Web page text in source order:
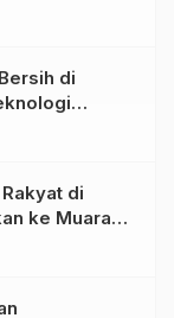
Depan
di
Al-
di
ke Muara